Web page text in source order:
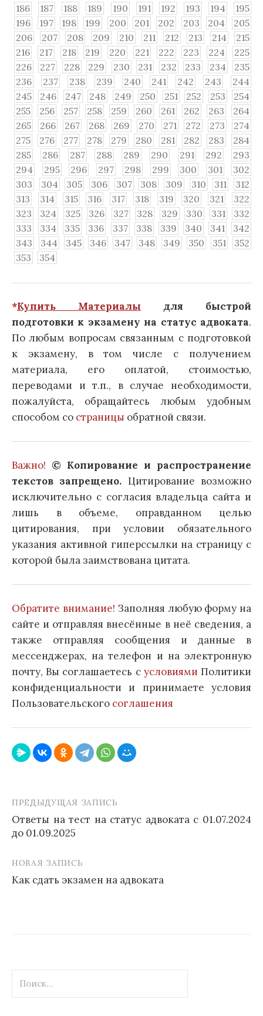
186
187 188 189 190 191 192 193 194
195
196
197 198 199 200 201 202 203 204
205
206
207 208 209 210 211 212 213 214
215
216
217 218 219 220 221 222 223 224
225
226
227 228 229 230 231 232 233 234
235
236
237 238 239 240 241 242 243
244
245
246 247 248 249 250 251 252 253
254
255
256 257 258 259 260 261 262 263
264
265
266 267 268 269 270 271 272 273
274
275
276 277 278 279 280 281 282 283
284
285
286 287 288 289 290 291 292
293
294
295 296 297 298 299 300 301
302
303
304 305 306 307 308 309 310 311
312
313
314 315 316 317 318 319 320 321
322
323
324 325 326 327 328 329 330 331
332
333
334 335 336 337 338 339 340 341
342
343
344 345 346 347 348 349 350 351
352
353
354
*Купить Материалы для быстрой
подготовки к экзамену на статус адвоката.
По любым вопросам связанным с подготовкой
к экзамену, в том числе с получением
материала, его оплатой, стоимостью,
переводами и т.п., в случае необходимости,
пожалуйста, обращайтесь любым удобным
способом со страницы обратной связи.
Важно! © Копирование и распространение
текстов запрещено. Цитирование возможно
исключительно с согласия владельца сайта и
лишь в объеме, оправданном целью
цитирования, при условии обязательного
указания активной гиперссылки на страницу с
которой была заимствована цитата.
Обратите внимание! Заполняя любую форму на
сайте и отправляя внесённые в неё сведения, а
также отправляя сообщения и данные в
мессенджерах, на телефон и на электронную
почту, Вы соглашаетесь с условиями Политики
конфиденциальности и принимаете условия
Пользовательского соглашения
Навигация
по
ПРЕДЫДУЩАЯ ЗАПИСЬ
Ответы на тест на статус адвоката с 01.07.2024
до 01.09.2025
НОВАЯ ЗАПИСЬ
Как сдать экзамен на адвоката